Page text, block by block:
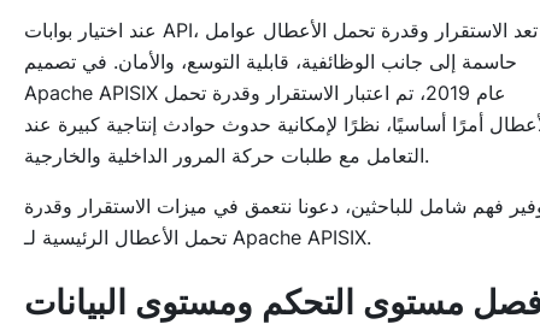
عند اختيار بوابات API، تعد الاستقرار وقدرة تحمل الأعطال عوامل
حاسمة إلى جانب الوظائفية، قابلية التوسع، والأمان. في تصميم
Apache APISIX عام 2019، تم اعتبار الاستقرار وقدرة تحمل
أمرًا أساسيًا، نظرًا لإمكانية حدوث حوادث إنتاجية كبيرة عند
التعامل مع طلبات حركة المرور الداخلية والخارجية.
فهم شامل للباحثين، دعونا نتعمق في ميزات الاستقرار وقدرة
تحمل الأعطال الرئيسية لـ Apache APISIX.
مستوى التحكم ومستوى البيانات